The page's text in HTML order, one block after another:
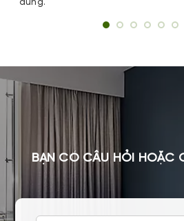
dùng.
BẠN CÓ CÂU HỎI HOẶC